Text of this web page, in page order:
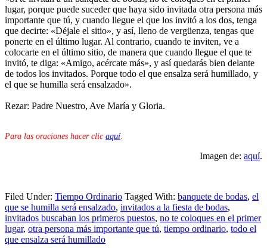
lugar, porque puede suceder que haya sido invitada otra persona más
importante que tú, y cuando llegue el que los invitó a los dos, tenga
que decirte: «Déjale el sitio», y así, lleno de vergüenza, tengas que
ponerte en el último lugar. Al contrario, cuando te inviten, ve a
colocarte en el último sitio, de manera que cuando llegue el que te
invitó, te diga: «Amigo, acércate más», y así quedarás bien delante
de todos los invitados. Porque todo el que ensalza será humillado, y
el que se humilla será ensalzado».
Rezar: Padre Nuestro, Ave María y Gloria.
Para las oraciones hacer clic aquí.
Imagen de: aquí.
Filed Under: Tiempo Ordinario Tagged With: banquete de bodas, el
que se humilla será ensalzado, invitados a la fiesta de bodas,
invitados buscaban los primeros puestos, no te coloques en el primer
lugar, otra persona más importante que tú, tiempo ordinario, todo el
que ensalza será humillado